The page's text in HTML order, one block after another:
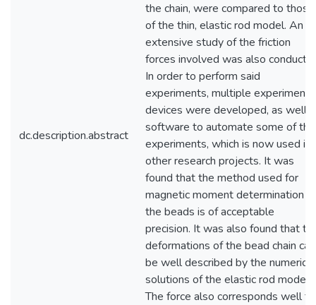
dc.description.abstract
the chain, were compared to those
of the thin, elastic rod model. An
extensive study of the friction
forces involved was also
In order to perform said
experiments, multiple
devices were developed, as well
software to automate some of the
experiments, which is now used in
other research projects. It was
found that the method used for
magnetic moment determination of
the beads is of acceptable
precision. It was also found that
deformations of the bead chain can
be well described by the numerical
solutions of the elastic rod model.
The force also corresponds well to